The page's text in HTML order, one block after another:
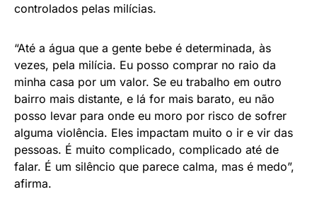
controlados pelas milícias.
“Até a água que a gente bebe é determinada, às
vezes, pela milícia. Eu posso comprar no raio da
minha casa por um valor. Se eu trabalho em outro
bairro mais distante, e lá for mais barato, eu não
posso levar para onde eu moro por risco de sofrer
alguma violência. Eles impactam muito o ir e vir das
pessoas. É muito complicado, complicado até de
falar. É um silêncio que parece calma, mas é medo”,
afirma.